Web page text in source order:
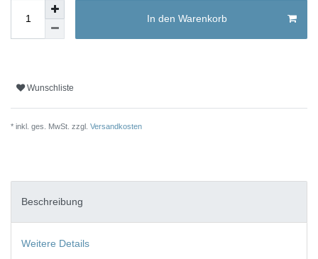
In den Warenkorb
Wunschliste
* inkl. ges. MwSt. zzgl. Versandkosten
Beschreibung
Weitere Details